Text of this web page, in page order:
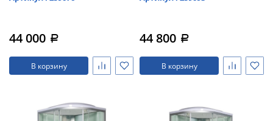
(10000005758)
44 000 a
В корзину
асимметричная
44 800 a
В корзину